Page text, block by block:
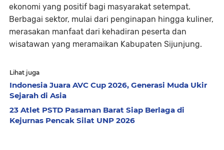
ekonomi yang positif bagi masyarakat setempat.
Berbagai sektor, mulai dari penginapan hingga kuliner,
merasakan manfaat dari kehadiran peserta dan
wisatawan yang meramaikan Kabupaten Sijunjung.
Lihat juga
Indonesia Juara AVC Cup 2026, Generasi Muda Ukir
Sejarah di Asia
23 Atlet PSTD Pasaman Barat Siap Berlaga di
Kejurnas Pencak Silat UNP 2026